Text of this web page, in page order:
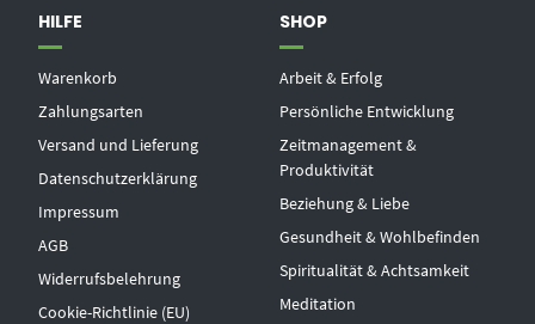
HILFE
Warenkorb
Zahlungsarten
Versand und Lieferung
Datenschutzerklärung
Impressum
AGB
Widerrufsbelehrung
Cookie-Richtlinie (EU)
SHOP
Arbeit & Erfolg
Persönliche Entwicklung
Zeitmanagement &
Produktivität
Beziehung & Liebe
Gesundheit & Wohlbefinden
Spiritualität & Achtsamkeit
Meditation